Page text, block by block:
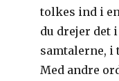
tolkes ind i
du drejer det
samtalerne,
Med andre